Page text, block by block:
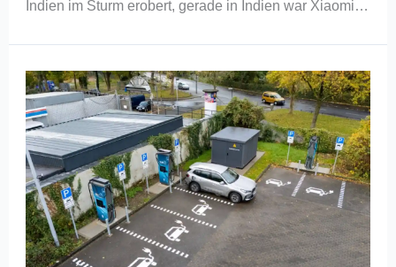
Indien im Sturm erobert, gerade in Indien war Xiaomi…